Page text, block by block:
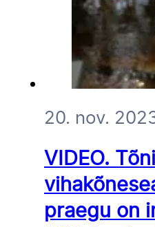
20. nov.
VIDEO.
praegu on